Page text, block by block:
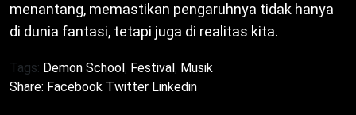
menantang, memastikan pengaruhnya tidak hanya
di dunia fantasi, tetapi juga di realitas kita.
Tags: Demon School , Festival , Musik
Share: Facebook Twitter Linkedin